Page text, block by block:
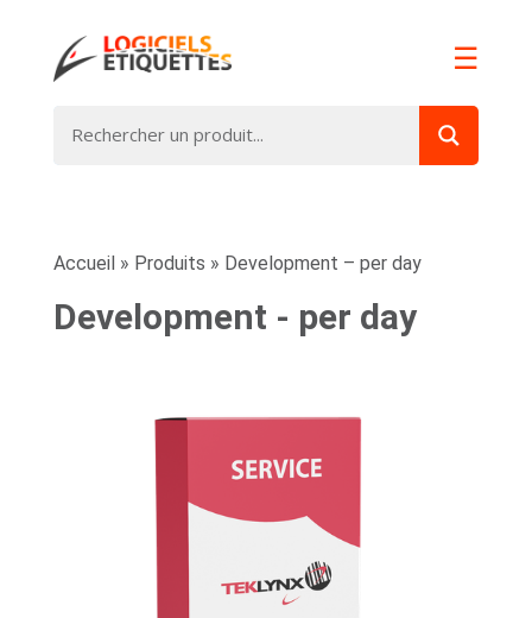
☰
Accueil » Produits » Development – per day
Development - per day